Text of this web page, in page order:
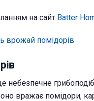
на сайт Batter
врожай помідорів
небезпечне
вражає помідори,